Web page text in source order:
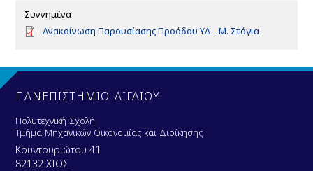
Συννημένα
D
u
e
n
t
Ανακοίνωση Παρουσίασης Προόδου ΥΔ - Μ. Στόγια
ΠΑΝΕΠΙΣΤΗΜΙΟ ΑΙΓΑΙΟΥ
Πολυτεχνική Σχολή
Τμήμα Μηχανικών Οικονομίας και Διοίκησης
Κουντουριώτου 41
82132 ΧΙΟΣ